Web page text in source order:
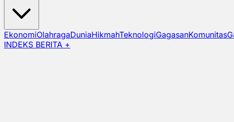
EkonomiOlahragaDuniaHikmahTeknologiGagasanKomunitas
INDEKS BERITA +